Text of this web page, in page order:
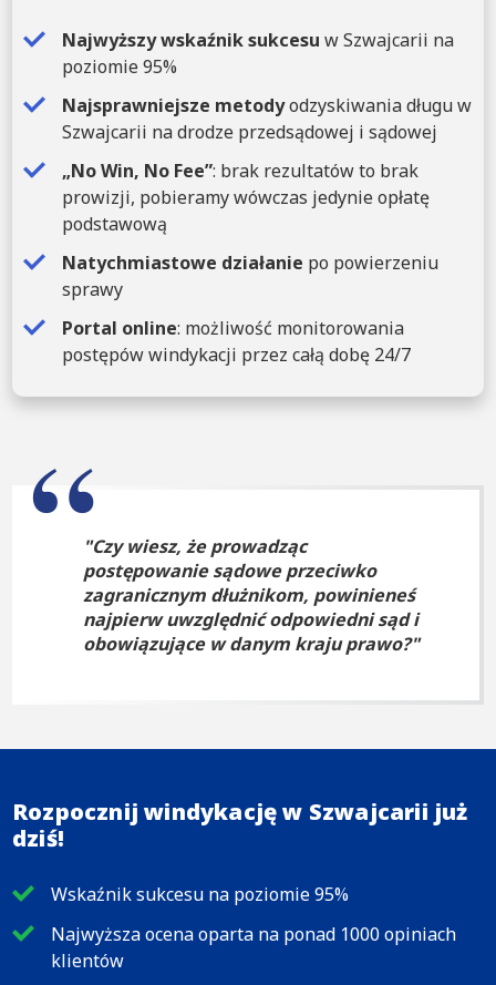
Najwyższy wskaźnik sukcesu w Szwajcarii na
poziomie 95%
Najsprawniejsze metodyodzyskiwania długu w
Szwajcarii na drodze przedsądowej i sądowej
„No Win, No Fee”: brak rezultatów to brak
prowizji, pobieramy wówczas jedynie opłatę
podstawową
Natychmiastowe działanie po powierzeniu
sprawy
Portal online: możliwość monitorowania
postępów windykacji przez całą dobę 24/7
Czy wiesz, że prowadząc
postępowanie sądowe przeciwko
zagranicznym dłużnikom, powinieneś
najpierw uwzględnić odpowiedni sąd i
obowiązujące w danym kraju prawo?
Rozpocznij windykację w Szwajcarii już
dziś!
Wskaźnik sukcesu na poziomie 95%
Najwyższa ocena oparta na ponad 1000 opiniach
klientów